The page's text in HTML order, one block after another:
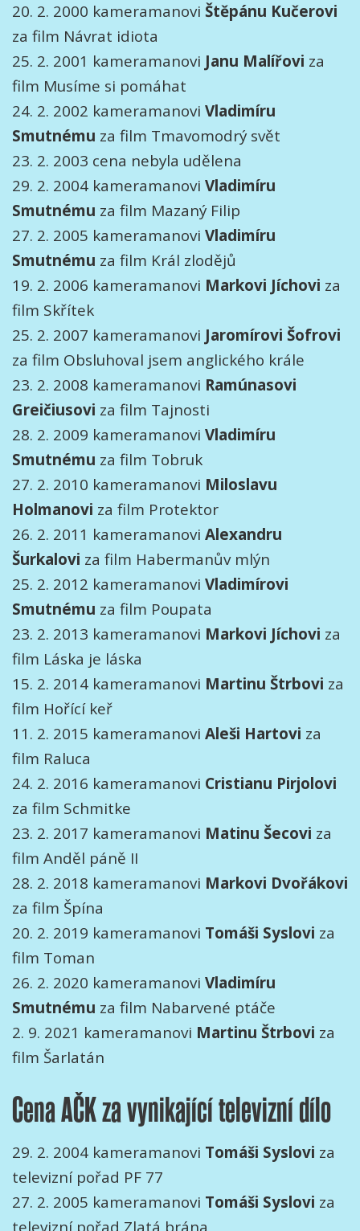
20. 2. 2000 kameramanovi Štěpánu Kučerovi
za film Návrat idiota
25. 2. 2001 kameramanovi Janu Malířovi za
film Musíme si pomáhat
24. 2. 2002 kameramanovi Vladimíru
Smutnému za film Tmavomodrý svět
23. 2. 2003 cena nebyla udělena
29. 2. 2004 kameramanovi Vladimíru
Smutnému za film Mazaný Filip
27. 2. 2005 kameramanovi Vladimíru
Smutnému za film Král zlodějů
19. 2. 2006 kameramanovi Markovi Jíchovi za
film Skřítek
25. 2. 2007 kameramanovi Jaromírovi Šofrovi
za film Obsluhoval jsem anglického krále
23. 2. 2008 kameramanovi Ramúnasovi
Greičiusovi za film Tajnosti
28. 2. 2009 kameramanovi Vladimíru
Smutnému za film Tobruk
27. 2. 2010 kameramanovi Miloslavu
Holmanovi za film Protektor
26. 2. 2011 kameramanovi Alexandru
Šurkalovi za film Habermanův mlýn
25. 2. 2012 kameramanovi Vladimírovi
Smutnému za film Poupata
23. 2. 2013 kameramanovi Markovi Jíchovi za
film Láska je láska
15. 2. 2014 kameramanovi Martinu Štrbovi za
film Hořící keř
11. 2. 2015 kameramanovi Aleši Hartovi za
film Raluca
24. 2. 2016 kameramanovi Cristianu Pirjolovi
za film Schmitke
23. 2. 2017 kameramanovi Matinu Šecovi za
film Anděl páně II
28. 2. 2018 kameramanovi Markovi Dvořákovi
za film Špína
20. 2. 2019 kameramanovi Tomáši Syslovi za
film Toman
26. 2. 2020 kameramanovi Vladimíru
Smutnému za film Nabarvené ptáče
2. 9. 2021 kameramanovi Martinu Štrbovi za
film Šarlatán
Cena AČK za vynikající televizní dílo
29. 2. 2004 kameramanovi Tomáši Syslovi za
televizní pořad PF 77
27. 2. 2005 kameramanovi Tomáši Syslovi za